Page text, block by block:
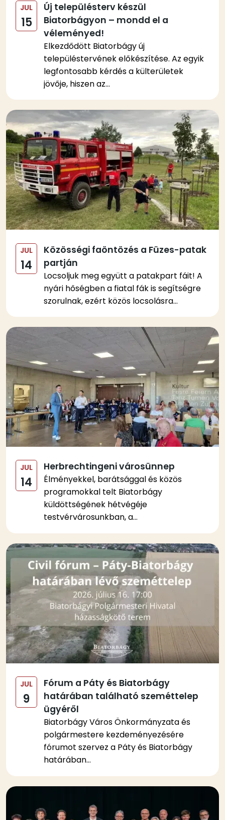
JUL
15
Új településterv készül
Biatorbágyon – mondd el a
véleményed!
Elkezdődött Biatorbágy új
településtervének előkészítése. Az egyik
legfontosabb kérdés a külterületek
jövője, hiszen az...
Kép
JUL
14
Közösségi faöntözés a Füzes-patak
partján
Locsoljuk meg együtt a patakpart fáit! A
nyári hőségben a fiatal fák is segítségre
szorulnak, ezért közös locsolásra...
Kép
JUL
14
Herbrechtingeni városünnep
Élményekkel, barátsággal és közös
programokkal telt Biatorbágy
küldöttségének hétvégéje
testvérvárosunkban, a...
Kép
JUL
9
Fórum a Páty és Biatorbágy
határában található szeméttelep
ügyéről
Biatorbágy Város Önkormányzata és
polgármestere kezdeményezésére
fórumot szervez a Páty és Biatorbágy
határában...
Kép